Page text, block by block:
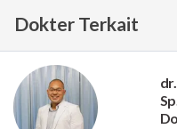
Dokter Terkait